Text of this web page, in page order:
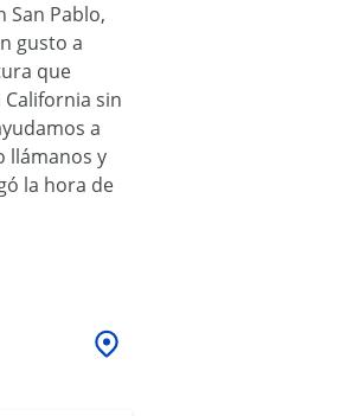
San Pablo,
gusto a
que
sin
a
llámanos y
la hora de